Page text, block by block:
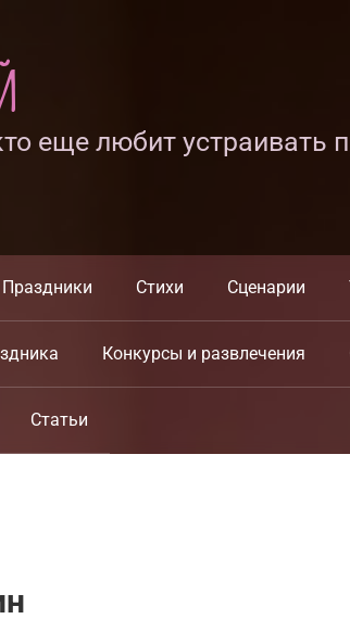
еще любит устраивать
Праздники Стихи Сценарии
Конкурсы и развлечения
Статьи